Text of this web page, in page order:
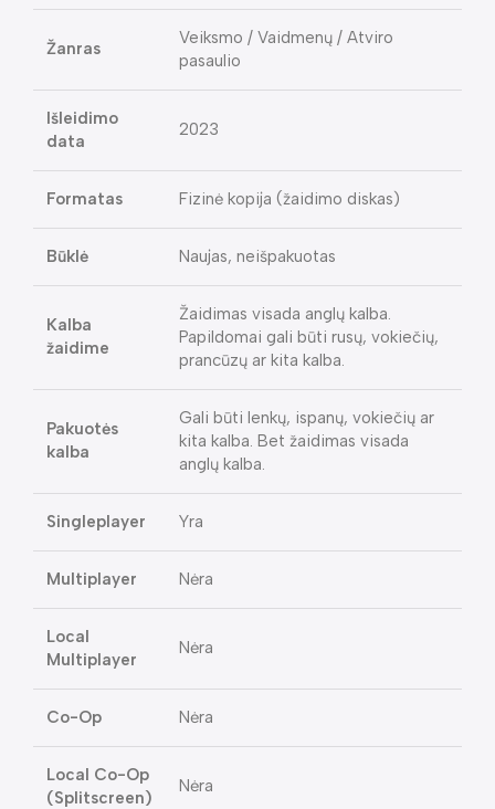
Žanras
Veiksmo / Vaidmenų / Atviro
pasaulio
Išleidimo
data
2023
Formatas Fizinė kopija (žaidimo diskas)
Būklė Naujas, neišpakuotas
Kalba
žaidime
Žaidimas visada anglų kalba.
Papildomai gali būti rusų, vokiečių,
prancūzų ar kita kalba.
Pakuotės
kalba
Gali būti lenkų, ispanų, vokiečių ar
kita kalba. Bet žaidimas visada
anglų kalba.
Singleplayer Yra
Multiplayer Nėra
Local
Multiplayer
Nėra
Co-Op Nėra
Local Co-Op
(Splitscreen)
Nėra